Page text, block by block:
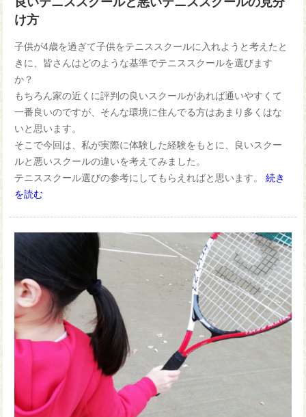
け方
子供が4歳を過ぎて子供をテニススクールに入れようと考えたと
きに、皆さんはどのような基準でテニススクールを選びます
か？
もちろん家の近くに評判の良いスクールがあれば通いやすくて
一番良いのですが、そんな環境に住んでる方はあまり多くはな
いと思います。
そこで今回は、私が実際に体験した経験をもとに、良いスクー
ルと悪いスクールの違いを考えてみました。
テニススクール選びの参考にしてもらえればと思います。続き
を読む